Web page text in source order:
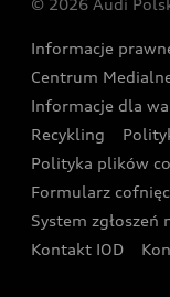
Wyszukaj
Oferta dla
Oferta dla
Kalkulator rat
Ubezpieczenie
Zasięg
Gwarancja
Akcje serwisowe
Katalog online
Audi i Muzeum
Audi driving
Audi quattro Cup
Audi i Puchar
Zakopanem
© 2026 Audi
Informacje
Centrum
Informacje dla
Recykling
Polityka plików
Formularz
System zgłoszeń
Kontakt IOD